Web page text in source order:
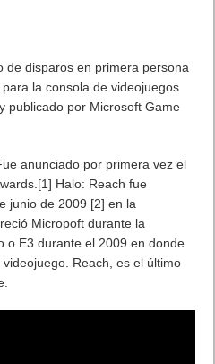
de disparos en primera persona
la consola de videojuegos
publicado por Microsoft Game
anunciado por primera vez el
Halo: Reach fue
junio de 2009 [2] en la
Micropoft durante la
o E3 durante el 2009 en donde
Reach, es el último